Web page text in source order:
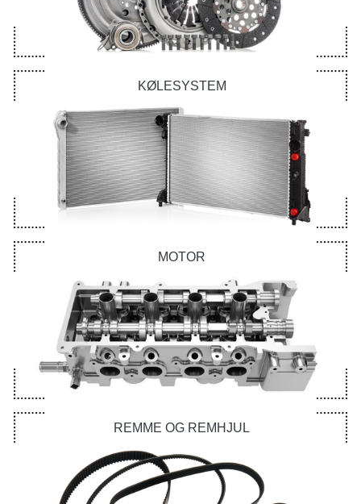
KØLESYSTEM
MOTOR
REMME OG REMHJUL